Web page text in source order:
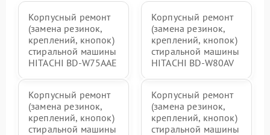
Корпусный ремонт
(замена резинок,
креплений, кнопок)
стиральной машины
HITACHI BD-W75AAE
Корпусный ремонт
(замена резинок,
креплений, кнопок)
стиральной машины
HITACHI BD-W80AV
Корпусный ремонт
(замена резинок,
креплений, кнопок)
стиральной машины
Корпусный ремонт
(замена резинок,
креплений, кнопок)
стиральной машины